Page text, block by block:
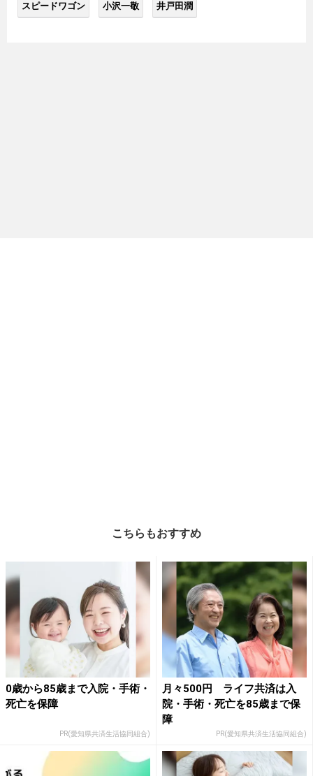
スピードワゴン 小沢一敬 井戸田潤
こちらもおすすめ
0歳から85歳まで入院・手術・
死亡を保障
PR(愛知県共済生活協同組合)
月々500円 ライフ共済は入
院・手術・死亡を85歳まで保
障
PR(愛知県共済生活協同組合)